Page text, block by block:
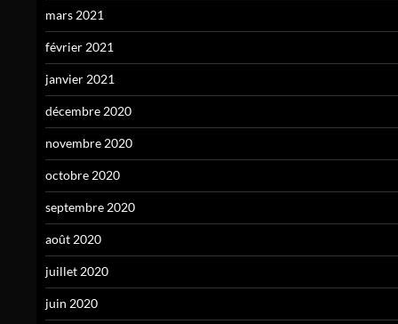
mars 2021
février 2021
janvier 2021
décembre 2020
novembre 2020
octobre 2020
septembre 2020
août 2020
juillet 2020
juin 2020